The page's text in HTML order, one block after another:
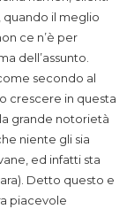
quando il meglio
ce n’è per
dell’assunto.
secondo al
crescere in questa
grande notorietà
niente gli sia
ed infatti sta
Detto questo e
piacevole